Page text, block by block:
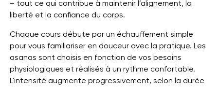
– tout ce qui contribue à maintenir l’alignement, la
liberté et la confiance du corps.
Chaque cours débute par un échauffement simple
pour vous familiariser en douceur avec la pratique. Les
asanas sont choisis en fonction de vos besoins
physiologiques et réalisés à un rythme confortable.
L'intensité augmente progressivement, selon la durée